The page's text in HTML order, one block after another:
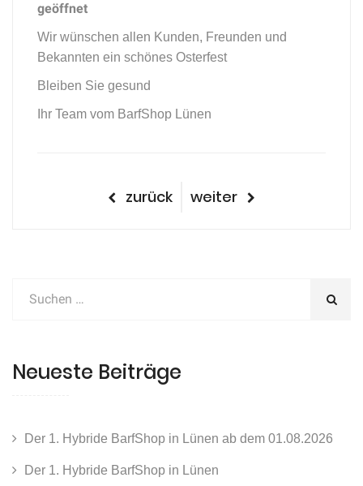
geöffnet
Wir wünschen allen Kunden, Freunden und
Bekannten ein schönes Osterfest
Bleiben Sie gesund
Ihr Team vom BarfShop Lünen
Beitragsnavigation
vorheriger
zurück
nächster
weiter
Neueste Beiträge
Der 1. Hybride BarfShop in Lünen ab dem 01.08.2026
Der 1. Hybride BarfShop in Lünen